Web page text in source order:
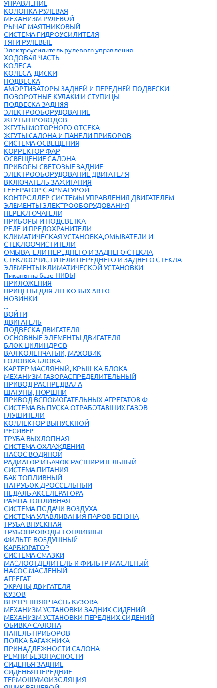
УПРАВЛЕНИЕ
КОЛОНКА РУЛЕВАЯ
МЕХАНИЗМ РУЛЕВОЙ
РЫЧАГ МАЯТНИКОВЫЙ
СИСТЕМА ГИДРОУСИЛИТЕЛЯ
ТЯГИ РУЛЕВЫЕ
Электроусилитель рулевого управления
ХОДОВАЯ ЧАСТЬ
КОЛЕСА
КОЛЕСА, ДИСКИ
ПОДВЕСКА
АМОРТИЗАТОРЫ ЗАДНЕЙ И ПЕРЕДНЕЙ ПОДВЕСКИ
ПОВОРОТНЫЕ КУЛАКИ И СТУПИЦЫ
ПОДВЕСКА ЗАДНЯЯ
ЭЛЕКТРООБОРУДОВАНИЕ
ЖГУТЫ ПРОВОДОВ
ЖГУТЫ МОТОРНОГО ОТСЕКА
ЖГУТЫ САЛОНА И ПАНЕЛИ ПРИБОРОВ
СИСТЕМА ОСВЕЩЕНИЯ
КОРРЕКТОР ФАР
ОСВЕЩЕНИЕ САЛОНА
ПРИБОРЫ СВЕТОВЫЕ ЗАДНИЕ
ЭЛЕКТРООБОРУДОВАНИЕ ДВИГАТЕЛЯ
ВКЛЮЧАТЕЛЬ ЗАЖИГАНИЯ
ГЕНЕРАТОР С АРМАТУРОЙ
КОНТРОЛЛЕР СИСТЕМЫ УПРАВЛЕНИЯ ДВИГАТЕЛЕМ
ЭЛЕМЕНТЫ ЭЛЕКТРООБОРУДОВАНИЯ
ПЕРЕКЛЮЧАТЕЛИ
ПРИБОРЫ И ПОДСВЕТКА
РЕЛЕ И ПРЕДОХРАНИТЕЛИ
КЛИМАТИЧЕСКАЯ УСТАНОВКА,ОМЫВАТЕЛИ И
СТЕКЛООЧИСТИТЕЛИ
ОМЫВАТЕЛИ ПЕРЕДНЕГО И ЗАДНЕГО СТЕКЛА
СТЕКЛООЧИСТИТЕЛИ ПЕРЕДНЕГО И ЗАДНЕГО СТЕКЛА
ЭЛЕМЕНТЫ КЛИМАТИЧЕСКОЙ УСТАНОВКИ
Пикапы на базе НИВЫ
ПРИЛОЖЕНИЯ
ПРИЦЕПЫ ДЛЯ ЛЕГКОВЫХ АВТО
НОВИНКИ
...
ВОЙТИ
ДВИГАТЕЛЬ
ПОДВЕСКА ДВИГАТЕЛЯ
ОСНОВНЫЕ ЭЛЕМЕНТЫ ДВИГАТЕЛЯ
БЛОК ЦИЛИНДРОВ
ВАЛ КОЛЕНЧАТЫЙ, МАХОВИК
ГОЛОВКА БЛОКА
КАРТЕР МАСЛЯНЫЙ, КРЫШКА БЛОКА
МЕХАНИЗМ ГАЗОРАСПРЕДЕЛИТЕЛЬНЫЙ
ПРИВОД РАСПРЕДВАЛА
ШАТУНЫ, ПОРШНИ
ПРИВОД ВСПОМОГАТЕЛЬНЫХ АГРЕГАТОВ Ф
СИСТЕМА ВЫПУСКА ОТРАБОТАВШИХ ГАЗОВ
ГЛУШИТЕЛИ
КОЛЛЕКТОР ВЫПУСКНОЙ
РЕСИВЕР
ТРУБА ВЫХЛОПНАЯ
СИСТЕМА ОХЛАЖДЕНИЯ
НАСОС ВОДЯНОЙ
РАДИАТОР И БАЧОК РАСШИРИТЕЛЬНЫЙ
СИСТЕМА ПИТАНИЯ
БАК ТОПЛИВНЫЙ
ПАТРУБОК ДРОССЕЛЬНЫЙ
ПЕДАЛЬ АКСЕЛЕРАТОРА
РАМПА ТОПЛИВНАЯ
СИСТЕМА ПОДАЧИ ВОЗДУХА
СИСТЕМА УЛАВЛИВАНИЯ ПАРОВ БЕНЗНА
ТРУБА ВПУСКНАЯ
ТРУБОПРОВОДЫ ТОПЛИВНЫЕ
ФИЛЬТР ВОЗДУШНЫЙ
КАРБЮРАТОР
СИСТЕМА СМАЗКИ
МАСЛООТДЕЛИТЕЛЬ И ФИЛЬТР МАСЛЕНЫЙ
НАСОС МАСЛЕНЫЙ
АГРЕГАТ
ЭКРАНЫ ДВИГАТЕЛЯ
КУЗОВ
ВНУТРЕННЯЯ ЧАСТЬ КУЗОВА
МЕХАНИЗМ УСТАНОВКИ ЗАДНИХ СИДЕНИЙ
МЕХАНИЗМ УСТАНОВКИ ПЕРЕДНИХ СИДЕНИЙ
ОБИВКА САЛОНА
ПАНЕЛЬ ПРИБОРОВ
ПОЛКА БАГАЖНИКА
ПРИНАДЛЕЖНОСТИ САЛОНА
РЕМНИ БЕЗОПАСНОСТИ
СИДЕНЬЯ ЗАДНИЕ
СИДЕНЬЯ ПЕРЕДНИЕ
ТЕРМОШУМОИЗОЛЯЦИЯ